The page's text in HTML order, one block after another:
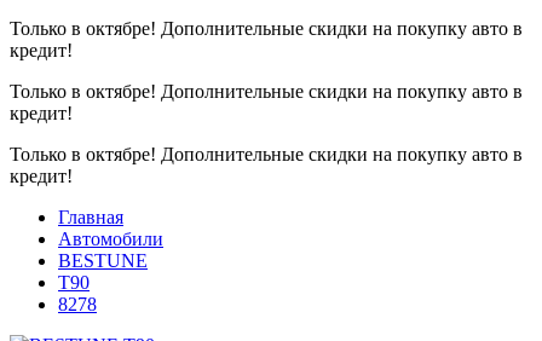
Только в октябре! Дополнительные скидки на покупку авто в
кредит!
Только в октябре! Дополнительные скидки на покупку авто в
кредит!
Только в октябре! Дополнительные скидки на покупку авто в
кредит!
Главная
Автомобили
BESTUNE
T90
8278